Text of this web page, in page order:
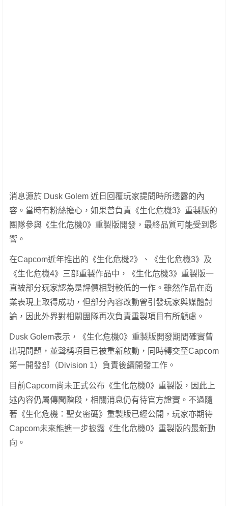
消息源於 Dusk Golem 近日回覆玩家提問時所透露的內
容。當時有粉絲擔心，如果曾負責《生化危機3》重製版的
團隊參與《生化危機0》重製版開發，最終品質可能受到影
響。
在Capcom近年推出的《生化危機2》、《生化危機3》及
《生化危機4》三部重製作品中，《生化危機3》重製版一
直被部分玩家認為是評價相對較低的一作。雖然作品在商
業表現上取得成功，但部分內容改動曾引發玩家與媒體討
論，因此外界對相關團隊再次負責重製項目有所顧慮。
Dusk Golem表示，《生化危機0》重製版開發期間確實曾
出現問題，並聲稱項目已被重新啟動，同時轉交至Capcom
第一開發部（Division 1）負責後續開發工作。
目前Capcom尚未正式公布《生化危機0》重製版，因此上
述內容仍屬傳聞階段，相關消息仍有待官方證實。不過隨
著《生化危機：聖女密碼》重製版已經公開，玩家亦期待
Capcom未來能進一步披露《生化危機0》重製版的最新動
向。